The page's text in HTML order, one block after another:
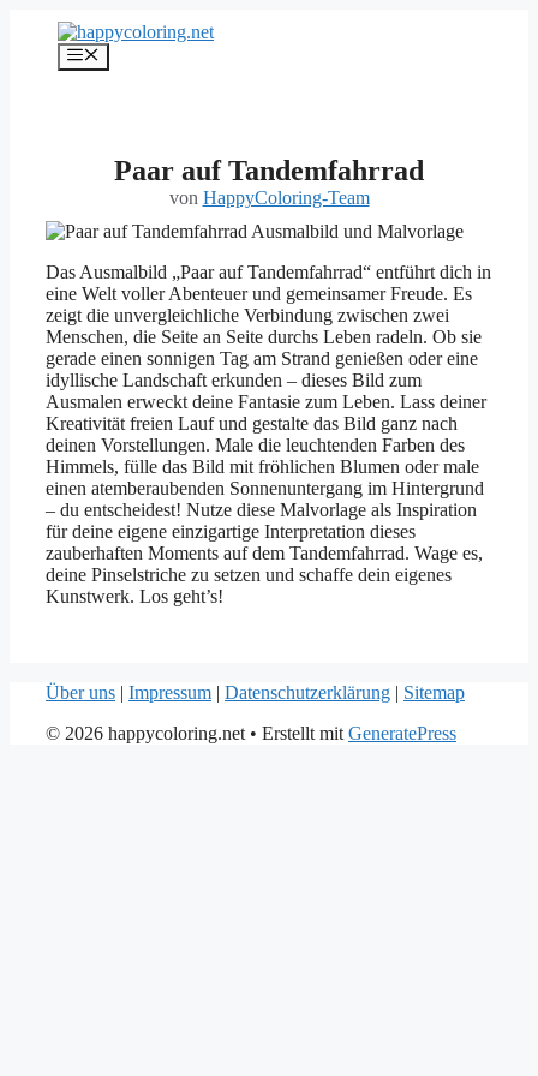
springen
Menü
Paar auf Tandemfahrrad
von HappyColoring-Team
Das Ausmalbild „Paar auf Tandemfahrrad“ entführt dich in
eine Welt voller Abenteuer und gemeinsamer Freude. Es
zeigt die unvergleichliche Verbindung zwischen zwei
Menschen, die Seite an Seite durchs Leben radeln. Ob sie
gerade einen sonnigen Tag am Strand genießen oder eine
idyllische Landschaft erkunden – dieses Bild zum
Ausmalen erweckt deine Fantasie zum Leben. Lass deiner
Kreativität freien Lauf und gestalte das Bild ganz nach
deinen Vorstellungen. Male die leuchtenden Farben des
Himmels, fülle das Bild mit fröhlichen Blumen oder male
einen atemberaubenden Sonnenuntergang im Hintergrund
– du entscheidest! Nutze diese Malvorlage als Inspiration
für deine eigene einzigartige Interpretation dieses
zauberhaften Moments auf dem Tandemfahrrad. Wage es,
deine Pinselstriche zu setzen und schaffe dein eigenes
Kunstwerk. Los geht’s!
Über uns | Impressum | Datenschutzerklärung | Sitemap
© 2026 happycoloring.net • Erstellt mit GeneratePress